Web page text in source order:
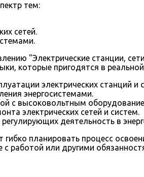
тем:
сетей.
"Электрические станции,
которые пригодятся в
электрических станций и
энергосистемами.
с высоковольтным
электрических сетей и систем.
деятельность в
планировать процесс
работой или другими